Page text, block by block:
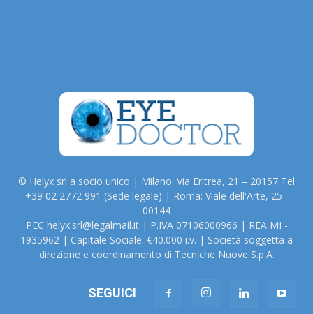
© Helyx srl a socio unico | Milano: Via Eritrea, 21 – 20157 Tel
+39 02 2772 991 (Sede legale) | Roma: Viale dell'Arte, 25 -
00144
PEC helyx.srl@legalmail.it | P.IVA 07106000966 | REA MI -
1935962 | Capitale Sociale: €40.000 i.v. | Società soggetta a
direzione e coordinamento di Tecniche Nuove S.p.A.
SEGUICI